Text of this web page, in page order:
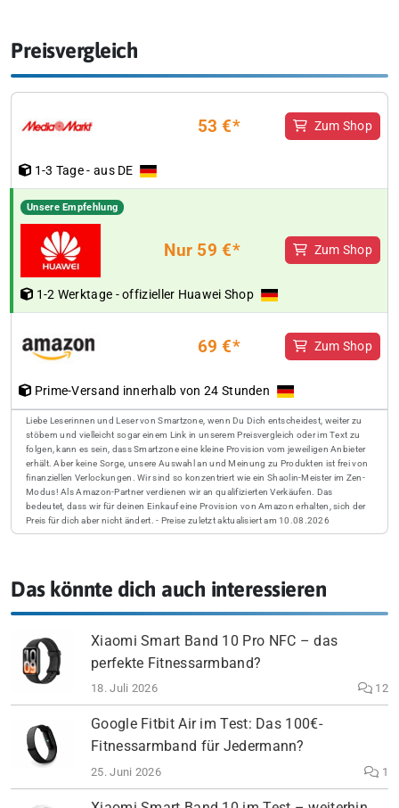
Preisvergleich
53 €* Zum Shop
1-3 Tage - aus DE
Unsere Empfehlung
Nur 59 €* Zum Shop
1-2 Werktage - offizieller Huawei Shop
69 €* Zum Shop
Prime-Versand innerhalb von 24 Stunden
Liebe Leserinnen und Leser von Smartzone, wenn Du Dich entscheidest, weiter zu
stöbern und vielleicht sogar einem Link in unserem Preisvergleich oder im Text zu
folgen, kann es sein, dass Smartzone eine kleine Provision vom jeweiligen Anbieter
erhält. Aber keine Sorge, unsere Auswahl an und Meinung zu Produkten ist frei von
finanziellen Verlockungen. Wir sind so konzentriert wie ein Shaolin-Meister im Zen-
Modus! Als Amazon-Partner verdienen wir an qualifizierten Verkäufen. Das
bedeutet, dass wir für deinen Einkauf eine Provision von Amazon erhalten, sich der
Preis für dich aber nicht ändert. - Preise zuletzt aktualisiert am 10.08.2026
Das könnte dich auch interessieren
Xiaomi Smart Band 10 Pro NFC – das
perfekte Fitnessarmband?
18. Juli 2026 12
Google Fitbit Air im Test: Das 100€-
Fitnessarmband für Jedermann?
25. Juni 2026 1